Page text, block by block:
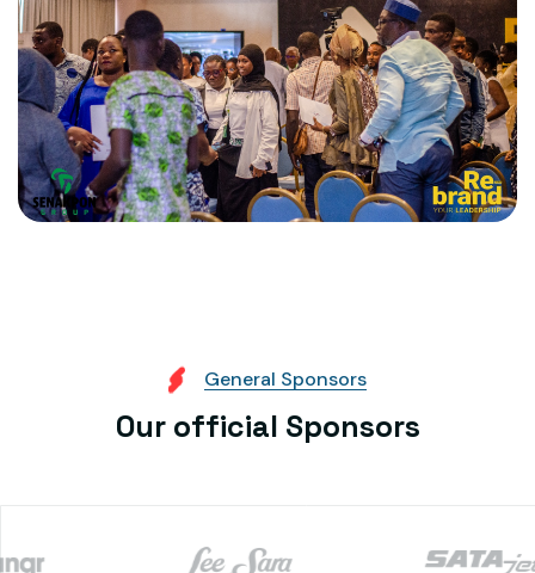
General Sponsors
Our official Sponsors